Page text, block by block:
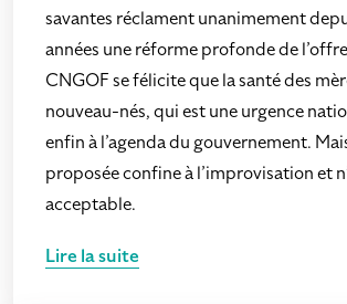
savantes réclament unanimement
années une réforme profonde de
CNGOF se félicite que la santé des
nouveau-nés, qui est une urgence
enfin à l’agenda du gouvernement.
proposée confine à l’improvisation et
acceptable.
Lire la suite